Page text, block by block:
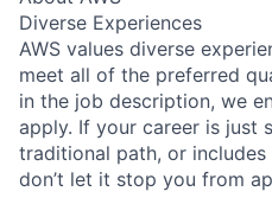
Diverse Experiences
AWS values diverse
meet all of the preferred
in the job description, we
apply. If your career is just
traditional path, or
don’t let it stop you from